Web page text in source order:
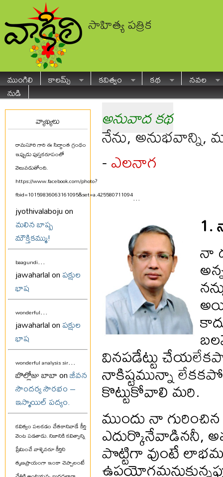
సాహిత్య పత్రిక
ముంగిలి కాలమ్స్ కవిత్వం కథ
నవల
నుడి
వ్యాఖ్యలు
రామసూరి గారి ఈ సిద్ధాంత గ్రంథం
ఇప్పుడు పుస్తకరూపంలో
వెలువడుతోంది.
https://www.facebook.com/photo?
fbid=10159836063161095&set=a.425580711094...
jyothivalaboju on
మలిన బాష్ప
మౌక్తికమ్ము!
baagundi...
jawaharlal onపక్షుల
భాష
wonderful...
jawaharlal onపక్షుల
భాష
wonderful analysis sir...
బొల్లోజు బాబా onజీవన
సౌందర్య సౌరభం –
ఇస్మాయిల్ పద్యం.
కవిత్వం పలకడం చేతకానివాడే కీర్తి
వెంట పడతాడు. నిజానికి కవిత్వాన్ని
ప్రేమించే వాళ్ళెవరూ కీర్తిని
తృణప్రాయంగా ఇంకా చెప్పాలంటే
అనువాద కథ
నేను, అనుభవాన్ని,
-ఎలనాగ
1.
నా
వినపడేట్టు
నాకిష్టమున్నా
కొట్టుకోవాలి మరి.
ముందు నా
ఎదుర్కొనేవాడిననీ,
పొట్టిగా వుంటే